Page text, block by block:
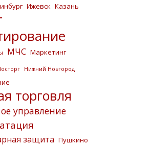
Ижевск Казань
МЧС Маркетинг
Нижний Новгород
торговля
управление
защита Пушкино